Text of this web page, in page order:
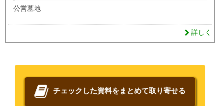
公営墓地
詳しく
チェックした資料をまとめて取り寄せる